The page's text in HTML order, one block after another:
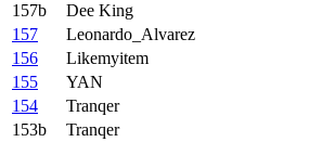
157b
Dee King
157
Leonardo_Alvarez
156
Likemyitem
155
YAN
154
Tranqer
153b
Tranqer